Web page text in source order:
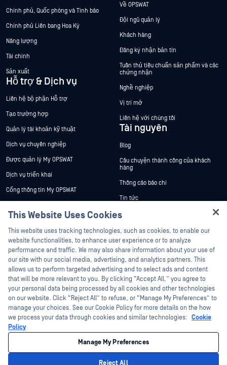
Chính phủ, Quốc phòng và Tình báo
Chính phủ Liên bang Hoa Kỳ
Năng lượng
Tài chính
Sản xuất
Hỗ trợ & Dịch vụ
Liên hệ bộ phận Hỗ trợ
Tạo trường hợp
Quản lý tài khoản kỹ thuật
Dịch vụ chuyên nghiệp
Được quản lý My OPSWAT
Dịch vụ triển khai
Cổng thông tin My OPSWAT
Chương trình Xử lý Lỗ hổng Bảo mật
Đối tác
Chứng nhận
Đối tác công nghệ
Chương trình đối tác kênh phân phối
Về OPSWAT
Đội ngũ quản lý
Khách hàng
Đăng ký nhận bản tin
Tuân thủ tiêu chuẩn sản phẩm và các
chứng nhận
Nghề nghiệp
Vị trí mở
Liên hệ với chúng tôi
Tài nguyên
Blog
Câu chuyện thành công của khách
hàng
Thông cáo báo chí
Tin tức
Sự kiện
Hội thảo trên trực tuyến
Datasheets
White Papers
Công cụ miễn phí
©2026 OPSWAT Công ty TNHH. Mọi quyền được bảo lưu. OPSWAT , MetaDefender
Metascan, MetaAccess , cái OPSWAT Logo, Không tin tưởng bất kỳ tệp tin nào.
Không tin tưởng bất kỳ thiết bị nào. OPSWAT Academy Bảo vệ thế giới cơ sở hạ
tầng trọng yếu Deep CDR™ Technology, InQuest, Logo InQuest, DFI, RetroHunt, Deep
File Inspection và Join the Hunt là các nhãn hiệu thương mại của OPSWAT Các
nhãn hiệu của bên thứ ba là tài sản của chủ sở hữu tương ứng.
Quản lý tùy chọn Cookie
This Website Uses Cookies
This website uses tracking technologies, such as cookies, to enable our
website functionalities, to enhance user experience or to analyze
performance and traffic. We may also share information about your use of
our site with our social media, advertising, and analytics partners. This
allows us to perform targeted advertising and to select ads and content
that will be more relevant to you. By clicking “Accept All,” you agree to
your personal data being processed by all cookies and other technologies
on our website. Click “Reject All” to refuse, or “Manage My Preferences” to
manage your choices. See our Cookie Policy for more details on the how
we process your data through cookies and similar technologies: Cookie
Policy
Manage My Preferences
Reject All
Hey there!
I'm Ozzy, your OPSWAT virtual assistant.
How can I help you secure what's critical
today?